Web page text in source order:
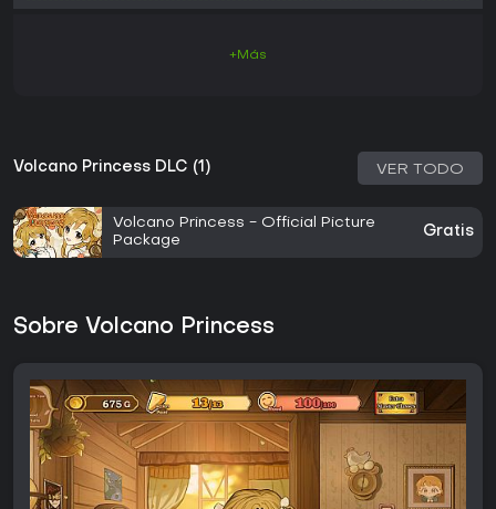
+Más
Volcano Princess DLC (1) VER TODO
Volcano Princess - Official Picture
Package
Gratis
Sobre Volcano Princess